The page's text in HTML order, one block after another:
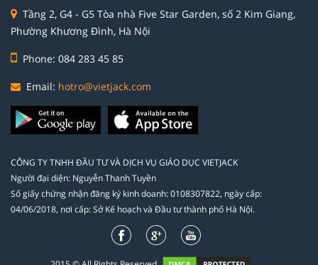
Tầng 2, G4 - G5 Tòa nhà Five Star Garden, số 2 Kim Giang,
Phường Khương Đình, Hà Nội
Phone: 084 283 45 85
Email: hotro@vietjack.com
CÔNG TY TNHH ĐẦU TƯ VÀ DỊCH VỤ GIÁO DỤC VIETJACK
Người đại diện: Nguyễn Thanh Tuyền
Số giấy chứng nhận đăng ký kinh doanh: 0108307822, ngày cấp:
04/06/2018, nơi cấp: Sở Kế hoạch và Đầu tư thành phố Hà Nội.